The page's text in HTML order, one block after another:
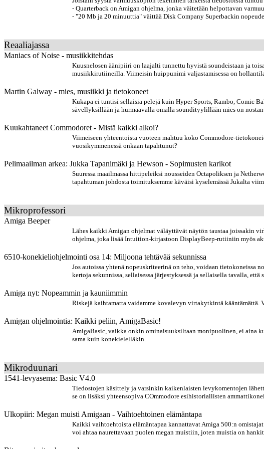
- Quarterback on Amigan ohjelma, jonka väitetään helpottavan
- "20 Mb ja 20 minuuttia" väittää Disk Company Superbackin
Reaaliajassa
Maniacs of Noise - musiikkitehdas
Kuusnelosen äänipiiri on laajalti tunnettu hyvistä soundeistaan ja
musiikkirutiineilla. Viimeisin huippunimi valjastamisessa on
Martin Galway - mies, musiikki ja tietokoneet
Kukapa ei tuntisi sellaisia pelejä kuin Hyper Sports, Rambo, Comic
sävellyksillään ja hurmaavalla omalla soundityylillään mies on
Kuukahtaneet Commodoret - Mistä kaikki alkoi?
Viimeiseen yhteentoista vuoteen mahtuu koko Commodore-
vuosikymmenessä onkaan tapahtunut?
Pelimaailman arkea: Jukka Tapanimäki ja Hewson - Sopimusten karikot
Suuressa maailmassa hittipeleiksi nousseiden Octapoliksen ja
tapahtuman johdosta toimituksemme käväisi kyselemässä Jukalta
Mikroprofessori
Amiga Beeper
Lähes kaikki Amigan ohjelmat väläyttävät näytön taustaa joissakin
ohjelma, joka lisää Intuition-kirjastoon DisplayBeep-rutiiniin myös
6510-konekieliohjelmointi osa 14: Miljoona tehtävää sekunnissa
Jos autoissa yhtenä nopeuskriteerinä on teho, voidaan
kertoja sekunnissa, sellaisessa järjestyksessä ja sellaisella tavalla,
Amiga nyt: Nopeammin ja kauniimmin
Riskejä kaihtamatta vaidamme kovalevyn virtakytkintä
Amigan ohjelmointia: Kaikki peliin, AmigaBasic!
AmigaBasic, vaikka onkin ominaisuuksiltaan monipuolinen, ei aina
sama kuin konekielelläkin.
Mikroduunari
1541-levyasema: Basic V4.0
Tiedostojen käsittely ja varsinkin kaikenlaisten levykomentojen
se on lisäksi yhteensopiva COmmodore esihistoriallisten
Ulkopiiri: Megan muisti Amigaan - Vaihtoehtoinen elämäntapa
Kaikki vaihtoehtoista elämäntapaa kannattavat Amiga 500:n
voi ahtaa naurettavaan puolen megan muistiin, joten muistia on